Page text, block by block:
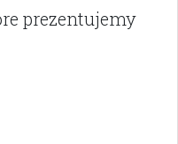
prezentujemy